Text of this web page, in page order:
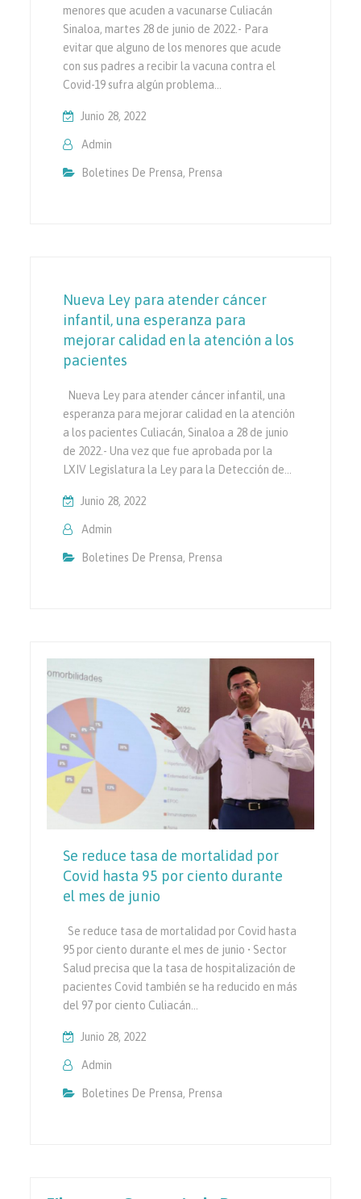
menores que acuden a vacunarse Culiacán
Sinaloa, martes 28 de junio de 2022.- Para
evitar que alguno de los menores que acude
con sus padres a recibir la vacuna contra el
Covid-19 sufra algún problema…
Junio 28, 2022
Admin
Boletines De Prensa, Prensa
Nueva Ley para atender cáncer
infantil, una esperanza para
mejorar calidad en la atención a los
pacientes
Nueva Ley para atender cáncer infantil, una
esperanza para mejorar calidad en la atención
a los pacientes Culiacán, Sinaloa a 28 de junio
de 2022.- Una vez que fue aprobada por la
LXIV Legislatura la Ley para la Detección de…
Junio 28, 2022
Admin
Boletines De Prensa, Prensa
Se reduce tasa de mortalidad por
Covid hasta 95 por ciento durante
el mes de junio
Se reduce tasa de mortalidad por Covid hasta
95 por ciento durante el mes de junio • Sector
Salud precisa que la tasa de hospitalización de
pacientes Covid también se ha reducido en más
del 97 por ciento Culiacán…
Junio 28, 2022
Admin
Boletines De Prensa, Prensa